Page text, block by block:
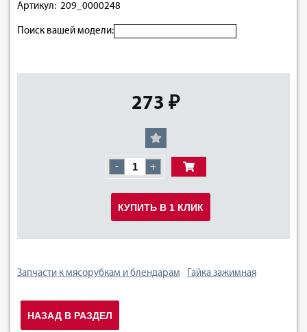
Артикул: 209_0000248
Поиск вашей модели:
273 ₽
- +
КУПИТЬ В 1 КЛИК
Запчасти к мясорубкам и блендарам Гайка зажимная
НАЗАД В РАЗДЕЛ